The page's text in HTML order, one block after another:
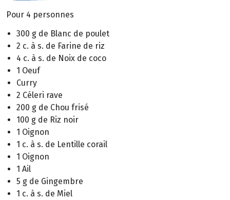
Pour 4 personnes
300 g de Blanc de poulet
2 c. à s. de Farine de riz
4 c. à s. de Noix de coco
1 Oeuf
Curry
2 Céleri rave
200 g de Chou frisé
100 g de Riz noir
1 Oignon
1 c. à s. de Lentille corail
1 Oignon
1 Ail
5 g de Gingembre
1 c. à s. de Miel